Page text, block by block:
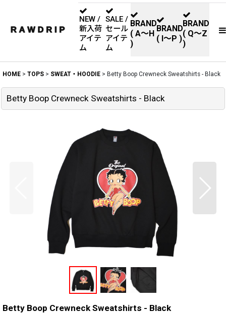
NEW /
新入荷
アイテ
ム
SALE /
セール
アイテ
ム
BRAND
( A〜H
)
BRAND
( I〜P )
BRAND
( Q〜Z
)
HOME > TOPS > SWEAT・HOODIE > Betty Boop Crewneck Sweatshirts - Black
Betty Boop Crewneck Sweatshirts - Black
Betty Boop Crewneck Sweatshirts - Black